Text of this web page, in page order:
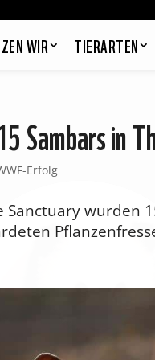
WIR TIERARTEN
Sambars in
Erfolg
Sanctuary wurden